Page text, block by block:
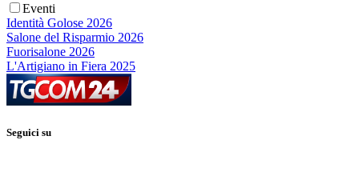
Eventi
Identità Golose 2026
Salone del Risparmio 2026
Fuorisalone 2026
L'Artigiano in Fiera 2025
Seguici su